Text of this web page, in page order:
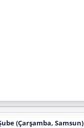
(Çarşamba, Samsun)